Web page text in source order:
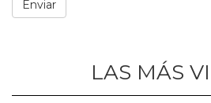
LAS MÁS